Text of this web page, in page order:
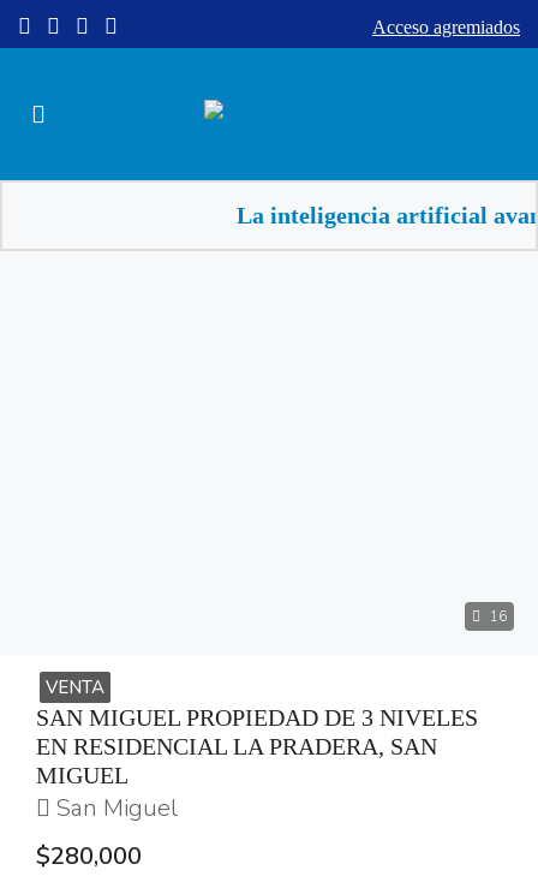
Acceso agremiados
La inteligencia artificial
16
VENTA
SAN MIGUEL PROPIEDAD DE 3 NIVELES
EN RESIDENCIAL LA PRADERA, SAN
MIGUEL
San Miguel
$280,000